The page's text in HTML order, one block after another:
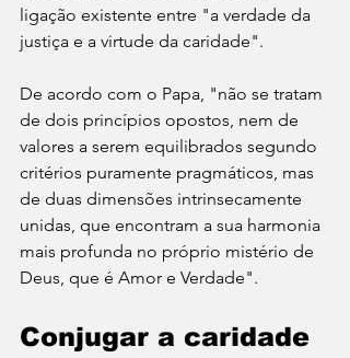
ligação existente entre "a verdade da
justiça e a virtude da caridade".
De acordo com o Papa, "não se tratam
de dois princípios opostos, nem de
valores a serem equilibrados segundo
critérios puramente pragmáticos, mas
de duas dimensões intrinsecamente
unidas, que encontram a sua harmonia
mais profunda no próprio mistério de
Deus, que é Amor e Verdade".
Conjugar a caridade